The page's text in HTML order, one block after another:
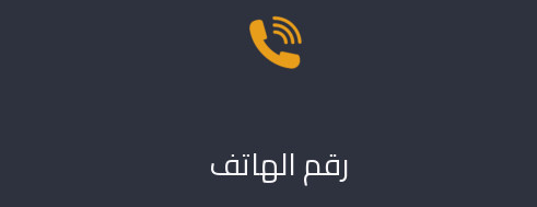
رقم الهاتف